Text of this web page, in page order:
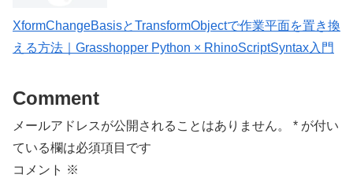
XformChangeBasisとTransformObjectで作業平面を置き換
える方法｜Grasshopper Python × RhinoScriptSyntax入門
Comment
メールアドレスが公開されることはありません。 * が付い
ている欄は必須項目です
コメント ※